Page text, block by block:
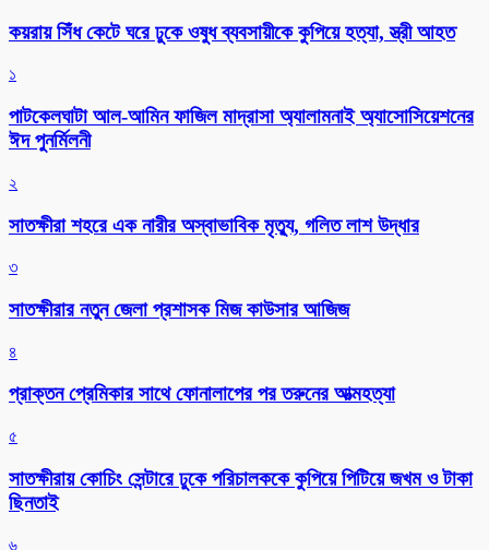
কয়রায় সিঁধ কেটে ঘরে ঢুকে ওষুধ ব্যবসায়ীকে কুপিয়ে হত্যা, স্ত্রী আহত
১
পাটকেলঘাটা আল-আমিন ফাজিল মাদ্রাসা অ্যালামনাই অ্যাসোসিয়েশনের
ঈদ পুনর্মিলনী
২
সাতক্ষীরা শহরে এক নারীর অস্বাভাবিক মৃত্যু, গলিত লাশ উদ্ধার
৩
সাতক্ষীরার নতুন জেলা প্রশাসক মিজ কাউসার আজিজ
৪
প্রাক্তন প্রেমিকার সাথে ফোনালাপের পর তরুনের আত্মহত্যা
৫
সাতক্ষীরায় কোচিং সেন্টারে ঢুকে পরিচালককে কুপিয়ে পিটিয়ে জখম ও টাকা
ছিনতাই
৬